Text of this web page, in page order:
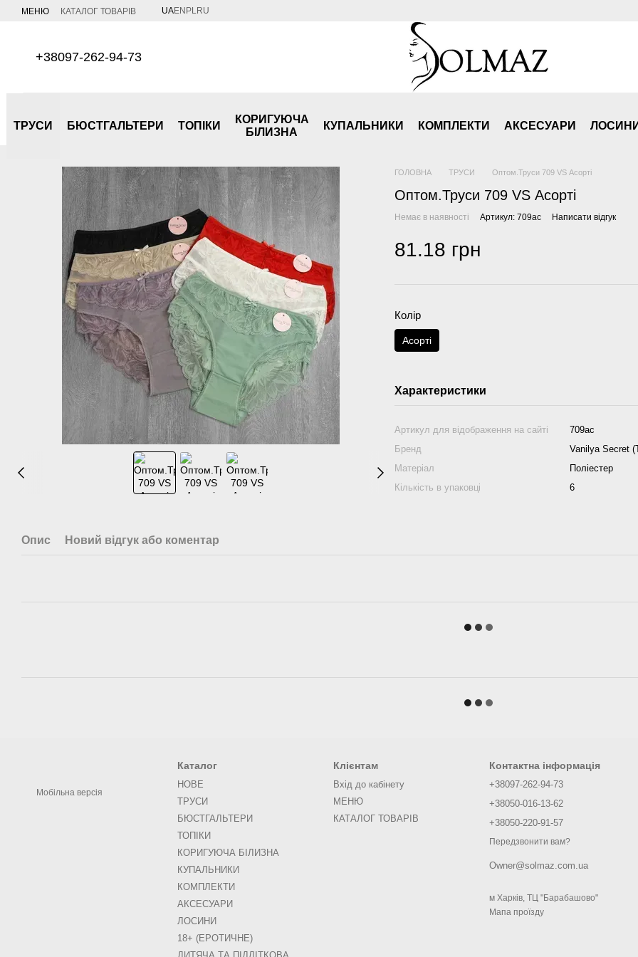
Перейти до основного контенту
МЕНЮ КАТАЛОГ ТОВАРІВ UAEN PLRU
+38097-262-94-73
ТРУСИ БЮСТГАЛЬТЕРИ ТОПІКИ
КОРИГУЮЧА
БІЛИЗНА
КУПАЛЬНИКИ КОМПЛЕКТИ АКСЕСУАРИ ЛОСИНИ
ГОЛОВНА ТРУСИ Оптом.Труси 709 VS Асорті
Оптом.Труси 709 VS Асорті
Немає в наявності Артикул: 709ас Написати відгук
81.18 грн
Колір
Аcорті
Характеристики
Артикул для відображення на сайті
709ас
Бренд
Vanilya Secret
Матеріал
Поліестер
Кількість в упаковці
6
Опис Новий відгук або коментар
Мобільна версія
Каталог
НОВЕ
ТРУСИ
БЮСТГАЛЬТЕРИ
ТОПІКИ
КОРИГУЮЧА БІЛИЗНА
КУПАЛЬНИКИ
КОМПЛЕКТИ
АКСЕСУАРИ
ЛОСИНИ
18+ (ЕРОТИЧНЕ)
Клієнтам
Вхід до кабінету
МЕНЮ
КАТАЛОГ ТОВАРІВ
Контактна інформація
+38097-262-94-73
+38050-016-13-62
+38050-220-91-57
Передзвонити вам?
Owner@solmaz.com.ua
м Харків, ТЦ "Барабашово"
Мапа проїзду